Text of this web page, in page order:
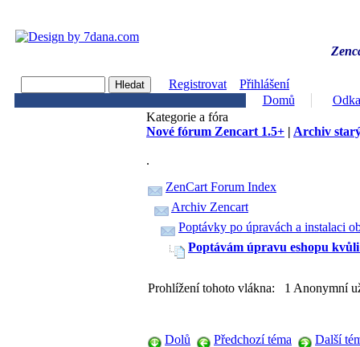
Registrovat
Přihlášení
Domů
Kategorie a fóra
Nové fórum Zencart 1.5+ | Archiv
.
ZenCart Forum Index
Archiv Zencart
Poptávky po úpravách a instalaci
Poptávám úpravu eshopu
Prohlížení tohoto vlákna: 1 Anonymní
Dolů Předchozí téma Další